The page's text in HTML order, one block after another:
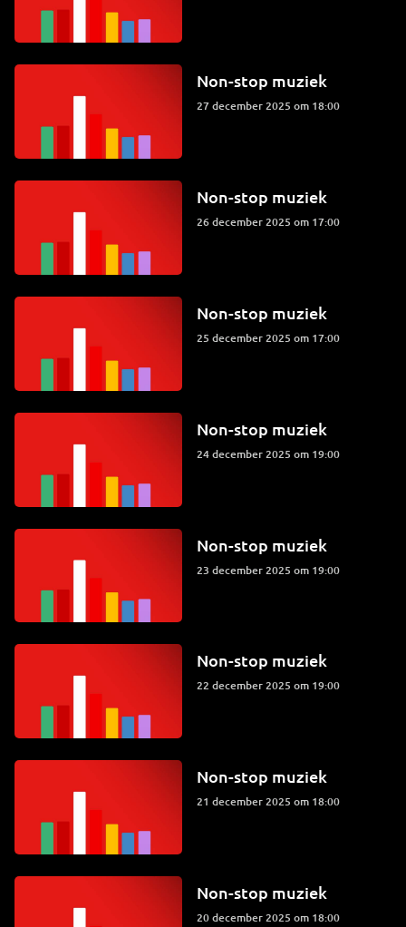
Non-stop muziek
27 december 2025 om 18:00
Non-stop muziek
26 december 2025 om 17:00
Non-stop muziek
25 december 2025 om 17:00
Non-stop muziek
24 december 2025 om 19:00
Non-stop muziek
23 december 2025 om 19:00
Non-stop muziek
22 december 2025 om 19:00
Non-stop muziek
21 december 2025 om 18:00
Non-stop muziek
20 december 2025 om 18:00